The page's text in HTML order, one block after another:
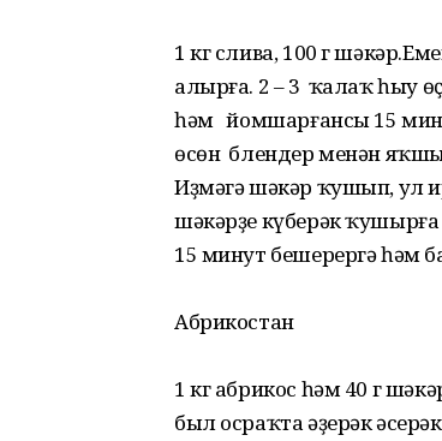
1 кг слива, 100 г
алырға. 2 – 3 ҡалаҡ һыу
һәм йомшарғансы 15
өсөн блендер менән
Иҙмәгә шәкәр ҡушып, ул
шәкәрҙе күберәк
15 минут бешерергә һәм
Абрикостан
1 кг абрикос һәм 40 г
был осраҡта әҙерәк